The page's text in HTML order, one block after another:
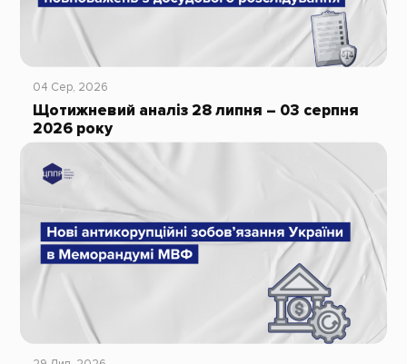
04 Сер, 2026
Щотижневий аналіз 28 липня – 03 серпня
2026 року